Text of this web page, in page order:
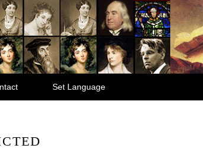
Set Language